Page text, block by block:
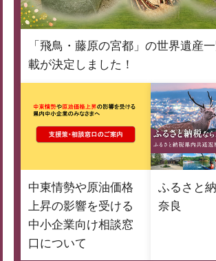
「飛鳥・藤原の宮都」の世界遺産
載が決定しました！
中東情勢や原油価格
上昇の影響を受ける
中小企業向け相談窓
口について
ふるさと納
奈良